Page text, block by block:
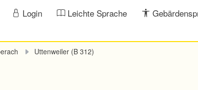
Login Leichte Sprache
Uttenweiler (B 312)